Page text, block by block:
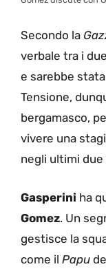
Secondo la
verbale tra i
e sarebbe
Tensione,
bergamasco,
vivere una
negli ultimi due
Gasperini ha
Gomez. Un
gestisce la
come il Papu